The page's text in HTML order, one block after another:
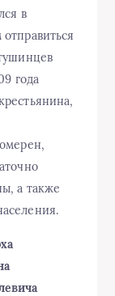
в
года
а также